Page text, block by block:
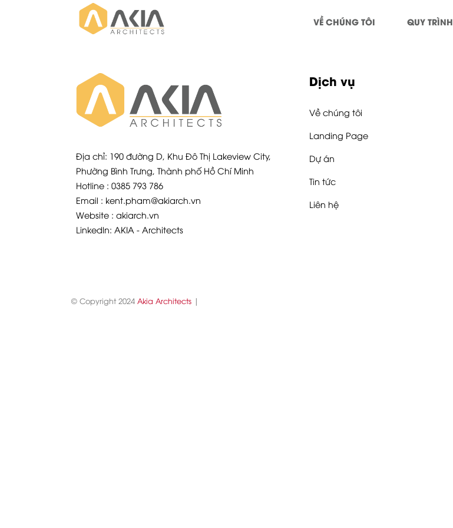
VỀ CHÚNG TÔI QUY TRÌNH
Địa chỉ: 190 đường D, Khu Đô Thị Lakeview City,
Phường Bình Trưng, Thành phố Hồ Chí Minh
Hotline : 0385 793 786
Email : kent.pham@akiarch.vn
Website : akiarch.vn
Linkedln: AKIA - Architects
Dịch vụ
Về chúng tôi
Landing Page
Dự án
Tin tức
Liên hệ
© Copyright 2024 Akia Architects|